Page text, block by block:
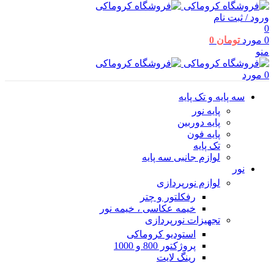
ورود / ثبت نام
0
0 مورد تومان
منو
0 مورد
سه پایه و تک پایه
پایه نور
پایه دوربین
پایه فون
تک پایه
لوازم جانبی سه پایه
نور
لوازم نورپردازی
رفکلتور و چتر
خیمه عکاسی ، خیمه نور
تجهیزات نورپردازی
استودیو کروماکی
پروژکتور 800 و 1000
رینگ لایت